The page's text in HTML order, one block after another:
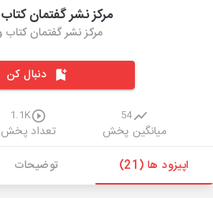
مرکز نشر گفتمان
مرکز نشر گفتمان
دنبال کن
54
میانگین پخش
1.1K
تعداد پخش
اپیزود ها (21)
توضیحات